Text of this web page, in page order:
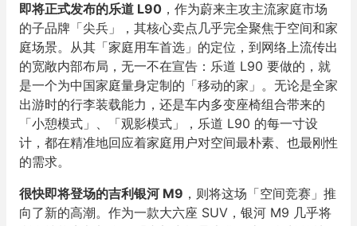
即将正式发布的乐道 L90 ，作为蔚来主攻主流家庭市场
的子品牌「尖兵」，其核心卖点几乎完全聚焦于空间和家
庭场景。从其「家庭用车首选」的定位，到网络上流传出
的宽敞内部布局，无一不在宣告：乐道 L90 要做的，就
是一个为中国家庭量身定制的「移动的家」。无论是全家
出游时的行李装载能力，还是车内多变座椅组合带来的
「小憩模式」、「观影模式」，乐道 L90 的每一寸设
计，都在精准地回应着家庭用户对空间最朴素、也最刚性
的需求。
很快即将登场的吉利银河 M9 ，则将这场「空间竞赛」推
向了新的高潮。作为一款大六座 SUV，银河 M9 几乎将